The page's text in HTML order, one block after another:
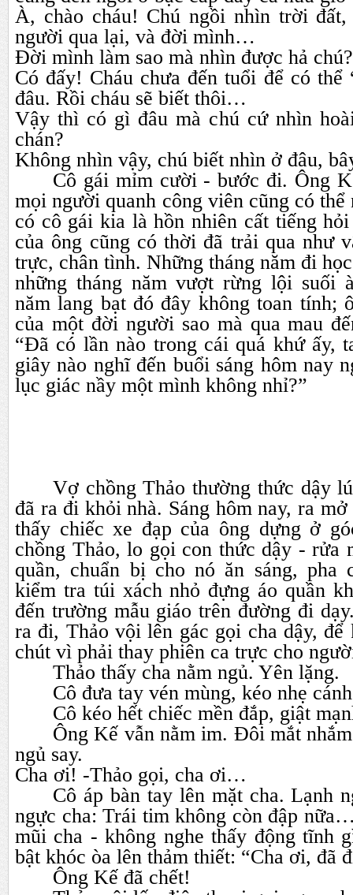
À, chào cháu! Chú ngồi nhìn trời
người qua lại, và đời mình…
Đời mình làm sao mà nhìn được hả chú?
Có đấy! Cháu chưa đến tuổi để có
đâu. Rồi cháu sẽ biết thôi…
Vậy thì có gì đâu mà chú cứ nhìn
chán?
Không nhìn vậy, chú biết nhìn ở đâu,
Cô gái mỉm cười - bước đi. Ông
mọi người quanh công viên cũng có
có cô gái kia là hồn nhiên cất tiếng
của ông cũng có thời đã trải qua như
trực, chân tình. Những tháng năm đi
những tháng năm vượt rừng lội suối
năm lang bạt đó đây không toan tính;
của một đời người sao mà qua mau
“Đã có lần nào trong cái quá khứ ấy,
giây nào nghĩ đến buổi sáng hôm nay
lục giác nầy một mình không nhỉ?”
Vợ chồng Thảo thường thức dậy
đã ra đi khỏi nhà. Sáng hôm nay, ra
thấy chiếc xe đạp của ông dựng ở
chồng Thảo, lo gọi con thức dậy - rửa
quần, chuẩn bị cho nó ăn sáng, pha
kiểm tra túi xách nhỏ đựng áo quần
đến trường mẫu giáo trên đường đi
ra đi, Thảo vội lên gác gọi cha dậy,
chút vì phải thay phiên ca trực cho
Thảo thấy cha nằm ngủ. Yên lặng.
Cô đưa tay vén mùng, kéo nhẹ
Cô kéo hết chiếc mền đắp, giật
Ông Kế vẫn nằm im. Đôi mắt
ngủ say.
Cha ơi! -Thảo gọi, cha ơi…
Cô áp bàn tay lên mặt cha. Lạnh
ngực cha: Trái tim không còn đập
mũi cha - không nghe thấy động tĩnh
bật khóc òa lên thảm thiết: “Cha ơi, đã
Ông Kế đã chết!